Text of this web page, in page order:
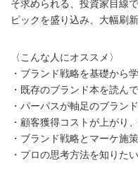
そ求められる、投資家目線
ピックを盛り込み、大幅刷新
〈こんな人にオススメ〉
・ブランド戦略を基礎から
・既存のブランド本を読ん
・パーパスが軸足のブラン
・顧客獲得コストが上がり
・ブランド戦略とマーケ施
・プロの思考方法を知りた